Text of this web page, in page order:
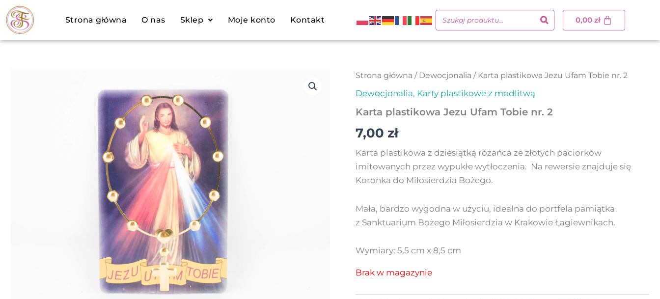
Przejdź
do
treści
Strona główna O nas Sklep Moje konto Kontakt 0,00zł
Strona główna / Dewocjonalia / Karta plastikowa Jezu Ufam Tobie nr. 2
Dewocjonalia, Karty plastikowe z modlitwą
Karta plastikowa Jezu Ufam Tobie nr. 2
7,00 zł
Karta plastikowa z dziesiątką różańca ze złotych paciorków
imitowanych przez wypukłe wytłoczenia. Na rewersie znajduje się
Koronka do Miłosierdzia Bożego.
Mała, bardzo wygodna w użyciu, idealna do portfela pamiątka
z Sanktuarium Bożego Miłosierdzia w Krakowie Łagiewnikach.
Wymiary: 5,5 cm x 8,5 cm
Brak w magazynie